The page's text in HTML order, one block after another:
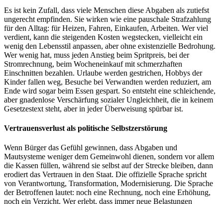
Es ist kein Zufall, dass viele Menschen diese Abgaben als zutiefst
ungerecht empfinden. Sie wirken wie eine pauschale Strafzahlung
für den Alltag: für Heizen, Fahren, Einkaufen, Arbeiten. Wer viel
verdient, kann die steigenden Kosten wegstecken, vielleicht ein
wenig den Lebensstil anpassen, aber ohne existenzielle Bedrohung.
Wer wenig hat, muss jeden Anstieg beim Spritpreis, bei der
Stromrechnung, beim Wocheneinkauf mit schmerzhaften
Einschnitten bezahlen. Urlaube werden gestrichen, Hobbys der
Kinder fallen weg, Besuche bei Verwandten werden reduziert, am
Ende wird sogar beim Essen gespart. So entsteht eine schleichende,
aber gnadenlose Verschärfung sozialer Ungleichheit, die in keinem
Gesetzestext steht, aber in jeder Überweisung spürbar ist.
Vertrauensverlust als politische Selbstzerstörung
Wenn Bürger das Gefühl gewinnen, dass Abgaben und
Mautsysteme weniger dem Gemeinwohl dienen, sondern vor allem
die Kassen füllen, während sie selbst auf der Strecke bleiben, dann
erodiert das Vertrauen in den Staat. Die offizielle Sprache spricht
von Verantwortung, Transformation, Modernisierung. Die Sprache
der Betroffenen lautet: noch eine Rechnung, noch eine Erhöhung,
noch ein Verzicht. Wer erlebt, dass immer neue Belastungen